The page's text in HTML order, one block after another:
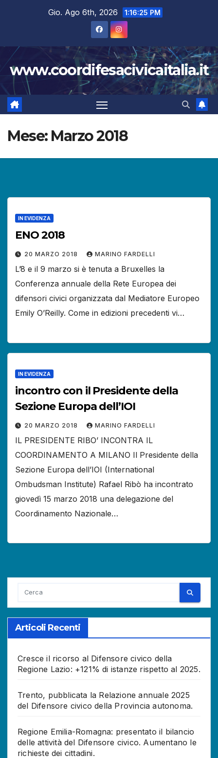
Gio. Ago 6th, 2026 1:16:26 PM
www.coordifesacivicaitalia.it
Mese: Marzo 2018
IN EVIDENZA
ENO 2018
20 MARZO 2018 MARINO FARDELLI
L’8 e il 9 marzo si è tenuta a Bruxelles la
Conferenza annuale della Rete Europea dei
difensori civici organizzata dal Mediatore Europeo
Emily O’Reilly. Come in edizioni precedenti vi…
IN EVIDENZA
incontro con il Presidente della
Sezione Europa dell’IOI
20 MARZO 2018 MARINO FARDELLI
IL PRESIDENTE RIBO’ INCONTRA IL
COORDINAMENTO A MILANO Il Presidente della
Sezione Europa dell’IOI (International
Ombudsman Institute) Rafael Ribò ha incontrato
giovedì 15 marzo 2018 una delegazione del
Coordinamento Nazionale…
Articoli Recenti
Cresce il ricorso al Difensore civico della
Regione Lazio: +121% di istanze rispetto al 2025.
Trento, pubblicata la Relazione annuale 2025
del Difensore civico della Provincia autonoma.
Regione Emilia-Romagna: presentato il bilancio
delle attività del Difensore civico. Aumentano le
richieste dei cittadini.